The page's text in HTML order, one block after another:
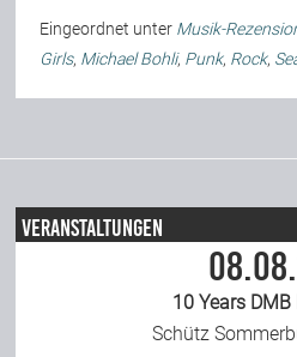
Eingeordnet unter Musik-
Girls, Michael Bohli, Punk, Rock,
Veranstaltungen
10 Years DMB
Schütz